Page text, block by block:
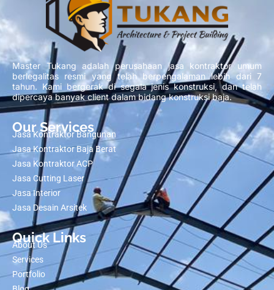
Master Tukang adalah perusahaan jasa kontraktor umum
berlegalitas resmi yang telah berpengalaman lebih dari 7
tahun. Kami bergerak di segala jenis konstruksi, dan telah
dipercaya banyak client dalam bidang konstruksi baja.
Our Services
Jasa Kontraktor Bangunan
Jasa Kontraktor Baja Berat
Jasa Kontraktor ACP
Jasa Cutting Laser
Jasa Interior
Jasa Desain Arsitek
Quick Links
About Us
Services
Portfolio